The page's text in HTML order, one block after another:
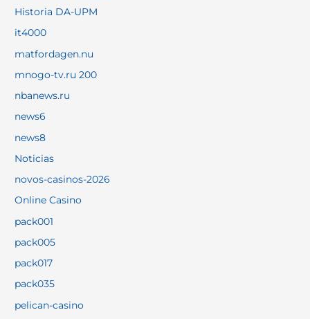
Historia DA-UPM
it4000
matfordagen.nu
mnogo-tv.ru 200
nbanews.ru
news6
news8
Noticias
novos-casinos-2026
Online Casino
pack001
pack005
pack017
pack035
pelican-casino